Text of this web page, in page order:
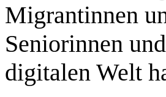
Migrantinnen
Seniorinnen
digitalen Welt